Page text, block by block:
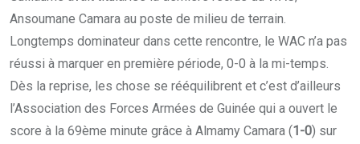
Ansoumane Camara au poste de milieu de terrain.
Longtemps dominateur dans cette rencontre, le WAC n’a pas
réussi à marquer en première période, 0-0 à la mi-temps.
Dès la reprise, les chose se rééquilibrent et c’est d’ailleurs
l’Association des Forces Armées de Guinée qui a ouvert le
score à la 69ème minute grâce à Almamy Camara (1-0) sur